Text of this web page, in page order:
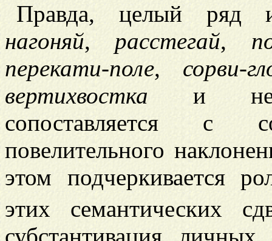
Правда, целый ряд
нагоняй, расстегай,
перекати-поле, сорви-
вертихвостка и
сопоставляется с
повелительного
этом подчеркивается
этих семантических